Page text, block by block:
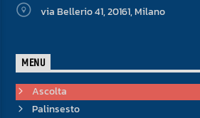
via Bellerio 41, 20161, Milano
MENU
Ascolta
Palinsesto